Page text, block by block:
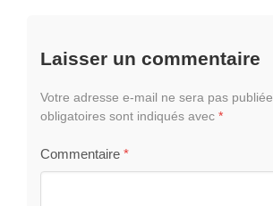
Laisser un commentaire
Votre adresse e-mail ne sera pas publiée.
obligatoires sont indiqués avec *
Commentaire *